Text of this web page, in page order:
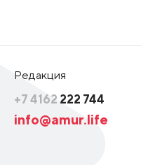
Редакция
+7 4162 222 744
info@amur.life